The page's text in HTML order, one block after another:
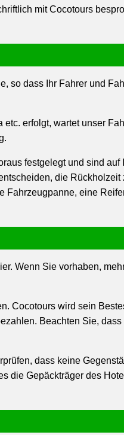
mit Cocotours
so dass Ihr Fahrer und
erfolgt, wartet unser
festgelegt und sind
die
eine
Wenn Sie vorhaben,
Cocotours wird sein
Beachten Sie,
dass keine
die Gepäckträger des